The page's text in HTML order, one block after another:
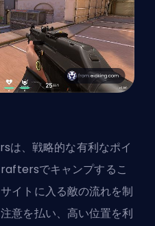
、戦略的な有利なポイ
でキャンプするこ
イトに入る敵の流れを制
意を払い、高い位置を利